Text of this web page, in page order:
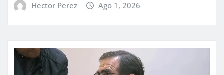
Hector Perez Ago 1, 2026